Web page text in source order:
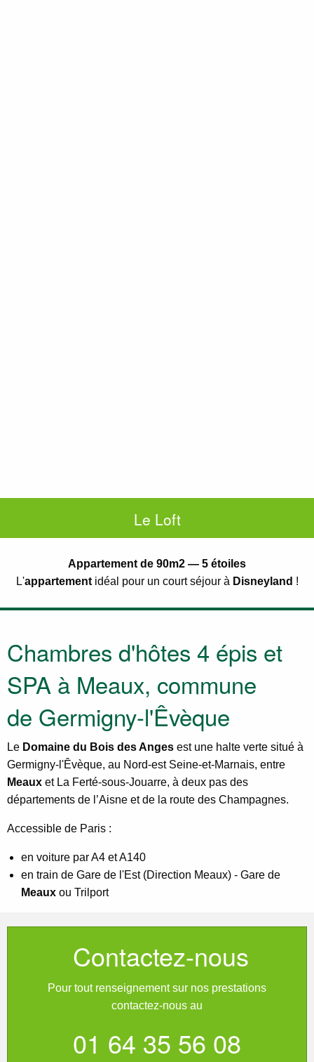
Le Loft
Appartement de 90m2 — 5 étoiles
L'appartementidéal pour un court séjour à Disneyland !
Chambres d'hôtes 4 épis et
SPA à Meaux, commune
de Germigny-l'Êvèque
Le Domaine du Bois des Anges est une halte verte situé à
Germigny-l'Êvèque, au Nord-est Seine-et-Marnais, entre
Meaux et La Ferté-sous-Jouarre, à deux pas des
départements de l’Aisne et de la route des Champagnes.
Accessible de Paris :
en voiture par A4 et A140
en train de Gare de l'Est (Direction Meaux) - Gare de
Meaux ou Trilport
Contactez-nous
Pour tout renseignement sur nos prestations
contactez-nous au
01 64 35 56 08